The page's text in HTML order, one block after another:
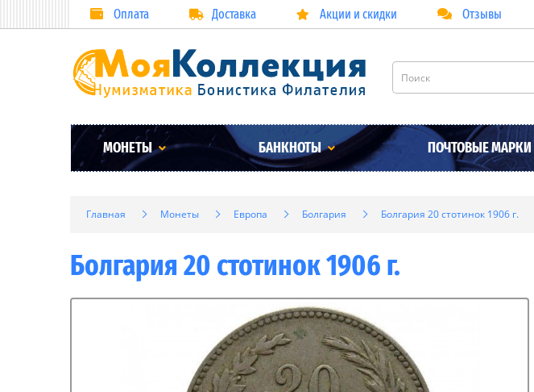
Оплата Доставка Акции и скидки Отзывы
МОНЕТЫ БАНКНОТЫ ПОЧТОВЫЕ МАРКИ
Главная Монеты Европа Болгария Болгария 20 стотинок 1906 г.
Болгария 20 стотинок 1906 г.